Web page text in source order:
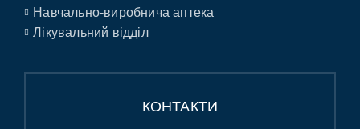
Навчально-виробнича аптека
Лікувальний відділ
КОНТАКТИ